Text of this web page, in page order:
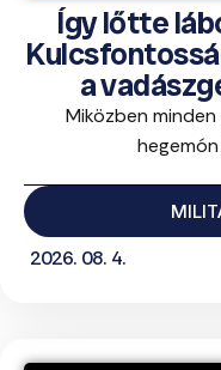
Így lőtte
a
Miközben
2026. 08. 4.